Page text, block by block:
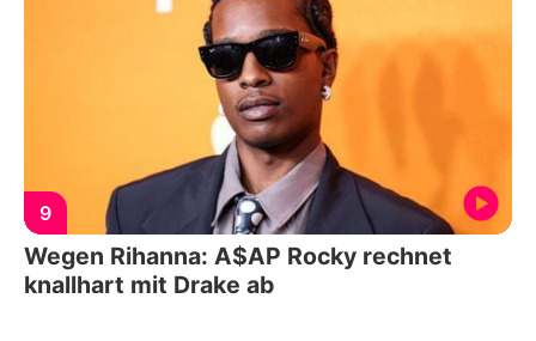
9
Wegen Rihanna: A$AP Rocky rechnet
knallhart mit Drake ab